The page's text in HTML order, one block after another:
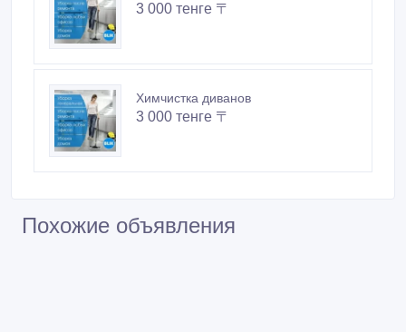
3 000 тенге 〒
Химчистка диванов
3 000 тенге 〒
Похожие объявления